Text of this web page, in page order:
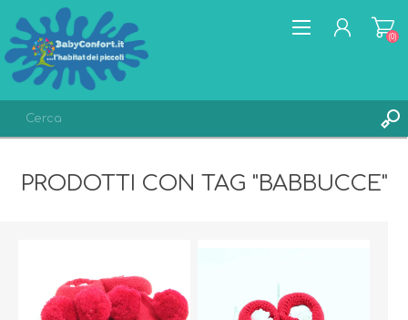
ACCESSO
(0)
PRODOTTI CON TAG "BABBUCCE"